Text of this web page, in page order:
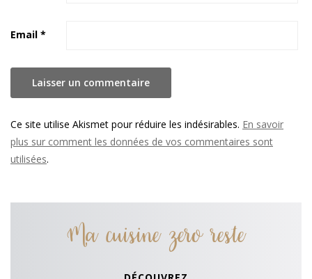
Email *
Ce site utilise Akismet pour réduire les indésirables. En savoir
plus sur comment les données de vos commentaires sont
utilisées.
Ma cuisine zero reste